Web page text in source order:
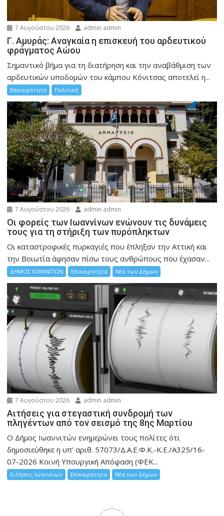
7 Αυγούστου 2026 admin admin
Γ. Αμυράς: Αναγκαία η επισκευή του αρδευτικού
φράγματος Αώου
Σημαντικό βήμα για τη διατήρηση και την αναβάθμιση των
αρδευτικών υποδομών του κάμπου Κόνιτσας αποτελεί η...
Επικαιρότητα Πολιτική
7 Αυγούστου 2026 admin admin
Οι φορείς των Ιωαννίνων ενώνουν τις δυνάμεις
τους για τη στήριξη των πυρόπληκτων
Οι καταστροφικές πυρκαγιές που έπληξαν την Αττική και
την Bοιωτία άφησαν πίσω τους ανθρώπους που έχασαν...
ΔΗΜΟΣ ΙΩΑΝΝΙΤΩΝ Επικαιρότητα Νέα των Δήμων
7 Αυγούστου 2026 admin admin
Αιτήσεις για στεγαστική συνδρομή των
πληγέντων από τον σεισμό της 8ης Μαρτίου
Ο Δήμος Ιωαννιτών ενημερώνει τους πολίτες ότι
δημοσιεύθηκε η υπ’ αριθ. 57073/Δ.Α.Ε.Φ.Κ.-Κ.Ε./Α325/16-
07-2026 Κοινή Υπουργική Απόφαση (ΦΕΚ...
Ειδήσεις Ιωαννίνων Επικαιρότητα Νέα των Δήμων